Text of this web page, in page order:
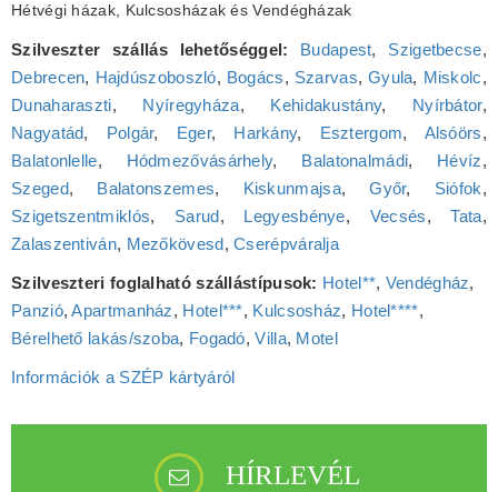
Hétvégi házak, Kulcsosházak és Vendégházak
Szilveszter szállás lehetőséggel: Budapest, Szigetbecse,
Debrecen, Hajdúszoboszló, Bogács, Szarvas, Gyula, Miskolc,
Dunaharaszti, Nyíregyháza, Kehidakustány, Nyírbátor,
Nagyatád, Polgár, Eger, Harkány, Esztergom, Alsóörs,
Balatonlelle, Hódmezővásárhely, Balatonalmádi, Hévíz,
Szeged, Balatonszemes, Kiskunmajsa,Győr, Siófok,
Szigetszentmiklós, Sarud, Legyesbénye, Vecsés,Tata,
Zalaszentiván, Mezőkövesd,Cserépváralja
Szilveszteri foglalható szállástípusok: Hotel**, Vendégház,
Panzió,Apartmanház, Hotel***, Kulcsosház, Hotel****,
Bérelhető lakás/szoba, Fogadó,Villa, Motel
Információk a SZÉP kártyáról
HÍRLEVÉL